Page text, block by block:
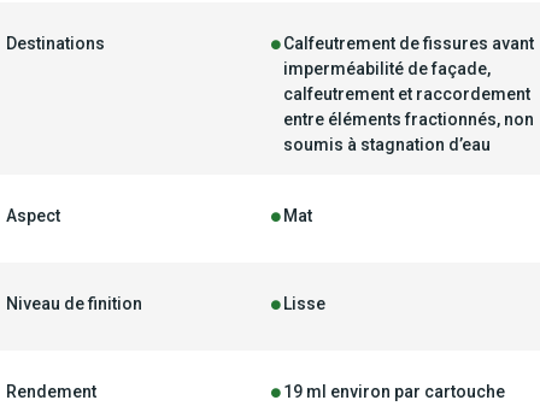
Destinations
Calfeutrement de fissures avant
imperméabilité de façade,
calfeutrement et raccordement
entre éléments fractionnés, non
soumis à stagnation d’eau
Aspect Mat
Niveau de finition Lisse
Rendement 19 ml environ par cartouche